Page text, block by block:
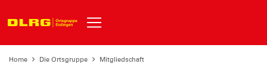
Home Die Ortsgruppe Mitgliedschaft